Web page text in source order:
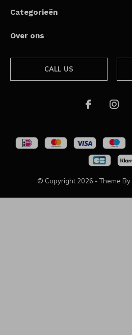
Categorieën
Over ons
CALL US
© Copyright 2026 - Theme By